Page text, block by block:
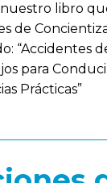
libro
de
“Accidentes
para
Prácticas”